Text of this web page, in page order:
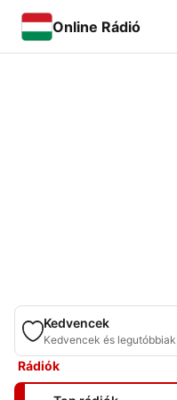
Online Rádió
Kedvencek
Kedvencek és legutóbbiak
Rádiók